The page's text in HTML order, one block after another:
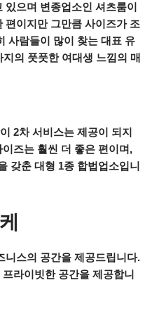
있으며 변종업소인 셔츠룸이
편이지만 그만큼 사이즈가 조
사람들이 많이 찾는 대표 유
의 풋풋한 여대생 느낌의 매
2차 서비스는 제공이 되지
즈는 훨씬 더 좋은 편이며,
갖춘 대형 1종 합법업소입니
니스의 공간을 제공드립니다.
라이빗한 공간을 제공합니